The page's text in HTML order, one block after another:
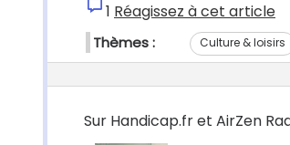
1 Réagissez à cet article
Thèmes : Culture & loisirs
Sur Handicap.fr et AirZen